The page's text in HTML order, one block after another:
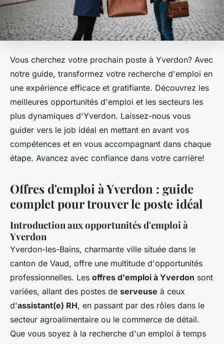
Vous cherchez votre prochain poste à Yverdon? Avec
notre guide, transformez votre recherche d'emploi en
une expérience efficace et gratifiante. Découvrez les
meilleures opportunités d'emploi et les secteurs les
plus dynamiques d'Yverdon. Laissez-nous vous
guider vers le job idéal en mettant en avant vos
compétences et en vous accompagnant dans chaque
étape. Avancez avec confiance dans votre carrière!
Offres d'emploi à Yverdon : guide
complet pour trouver le poste idéal
Introduction aux opportunités d'emploi à
Yverdon
Yverdon-les-Bains, charmante ville située dans le
canton de Vaud, offre une multitude d'opportunités
professionnelles. Les offres d'emploi à Yverdon sont
variées, allant des postes de serveuse à ceux
d'assistant(e) RH, en passant par des rôles dans le
secteur agroalimentaire ou le commerce de détail.
Que vous soyez à la recherche d'un emploi à temps